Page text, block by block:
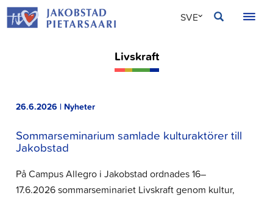
Hoppa
till
SVE
Livskraft
26.6.2026 | Nyheter
Sommarseminarium samlade kulturaktörer till
Jakobstad
På Campus Allegro i Jakobstad ordnades 16–
17.6.2026 sommarseminariet Livskraft genom kultur,